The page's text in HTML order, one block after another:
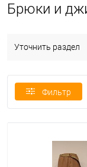
Брюки и
Уточнить раздел
Фильтр